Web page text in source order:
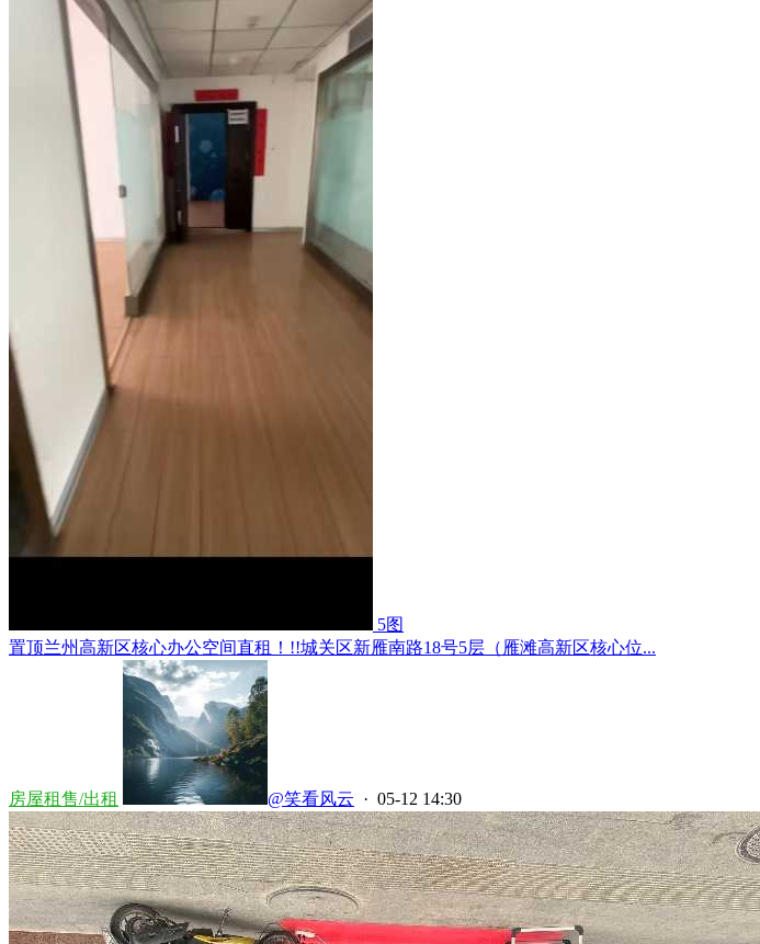
5图
置顶兰州高新区核心办公空间直租！!!城关区新雁南路18号5层（雁滩高新区核心位...
房屋租售/出租 @笑看风云 · 05-12 14:30